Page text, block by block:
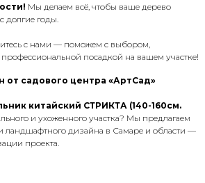
Мы делаем всё, чтобы ваше дерево
долгие годы.
с нами — поможем с выбором,
посадкой на вашем участке!
садового центра «АртСад»
китайский СТРИКТА (140-160см.
и ухоженного участка? Мы предлагаем
ландшафтного дизайна в Самаре и области —
проекта.